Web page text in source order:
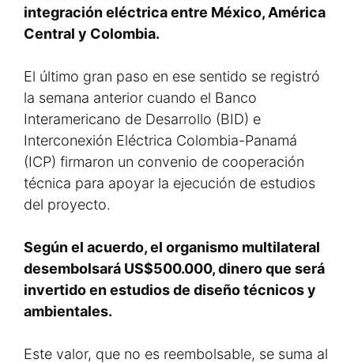
integración eléctrica entre México, América
Central y Colombia.
El último gran paso en ese sentido se registró
la semana anterior cuando el Banco
Interamericano de Desarrollo (BID) e
Interconexión Eléctrica Colombia-Panamá
(ICP) firmaron un convenio de cooperación
técnica para apoyar la ejecución de estudios
del proyecto.
Según el acuerdo, el organismo multilateral
desembolsará US$500.000, dinero que será
invertido en estudios de diseño técnicos y
ambientales.
Este valor, que no es reembolsable, se suma al